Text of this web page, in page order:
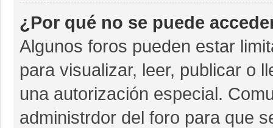
¿Por qué no se puede
Algunos foros pueden estar
para visualizar, leer, publicar o
una autorización especial.
administrdor del foro para que